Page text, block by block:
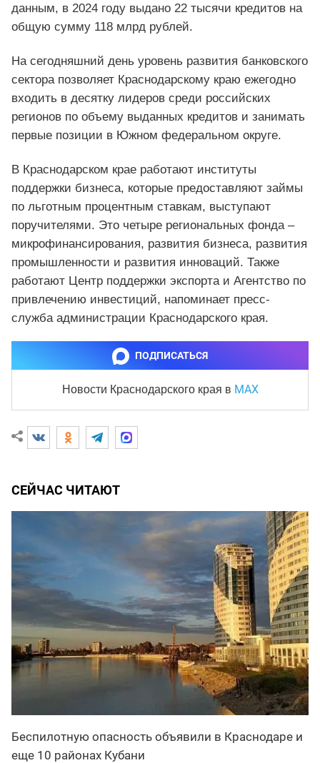
данным, в 2024 году выдано 22 тысячи кредитов на
общую сумму 118 млрд рублей.
На сегодняшний день уровень развития банковского
сектора позволяет Краснодарскому краю ежегодно
входить в десятку лидеров среди российских
регионов по объему выданных кредитов и занимать
первые позиции в Южном федеральном округе.
В Краснодарском крае работают институты
поддержки бизнеса, которые предоставляют займы
по льготным процентным ставкам, выступают
поручителями. Это четыре региональных фонда –
микрофинансирования, развития бизнеса, развития
промышленности и развития инноваций. Также
работают Центр поддержки экспорта и Агентство по
привлечению инвестиций, напоминает пресс-
служба администрации Краснодарского края.
ПОДПИСАТЬСЯ
Новости Краснодарского края в MAX
СЕЙЧАС ЧИТАЮТ
Беспилотную опасность объявили в Краснодаре и
еще 10 районах Кубани